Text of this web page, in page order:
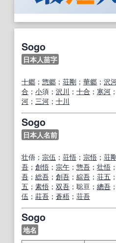
Sogo
日本人苗字
十郷 ； 惣郷 ； 荘剛 ； 華郷 ； 沢
合 ； 小須； 沢 川 ； 十合 ； 寒河 ；
河 ； 三河 ； 十川
Sogo
日本人名前
壮俉； 宗伍 ； 荘悟 ； 宗悟 ； 荘
吾 ； 創悟 ； 宗午 ； 惣吾 ； 壮悟 ；
吾 ； 総吾 ； 創吾 ； 綜吾 ； 荘五 ；
五 ； 素悟 ； 双吾 ；聡亘； 總吾 ；
伍 ； 莊吾 ； 蒼梧 ； 荘吾
Sogo
地名